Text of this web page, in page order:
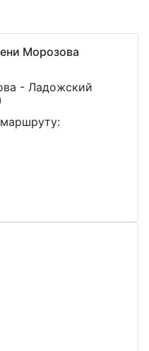
Морозова
- Ладожский